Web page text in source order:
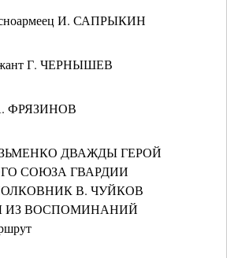
И. САПРЫКИН
Г. ЧЕРНЫШЕВ
ФРЯЗИНОВ
ДВАЖДЫ ГЕРОЙ
СОЮЗА ГВАРДИИ
В. ЧУЙКОВ
ИЗ ВОСПОМИНАНИЙ